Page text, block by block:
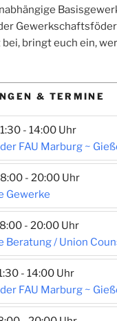
bringt euch ein,
& TERMINE
- 14:00 Uhr
FAU Marburg ~
- 20:00 Uhr
Gewerke
- 20:00 Uhr
Beratung / Union
- 14:00 Uhr
FAU Marburg ~